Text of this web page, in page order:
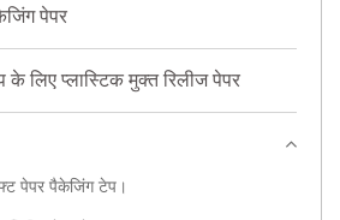
पेपर
के लिए प्लास्टिक मुक्त रिलीज पेपर
पेपर पैकेजिंग टेप।